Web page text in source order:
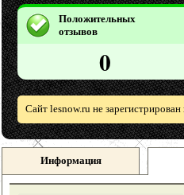
Положительных
отзывов
0
Сайт lesnow.ru не
Информация